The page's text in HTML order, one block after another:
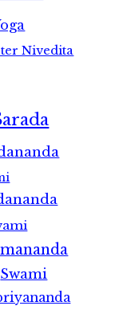
Nivedita
Swami